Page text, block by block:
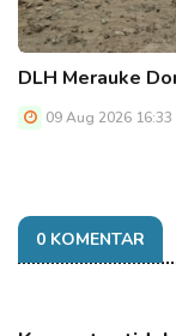
DLH Merauke
09 Aug 2026 16:33
0 KOMENTAR